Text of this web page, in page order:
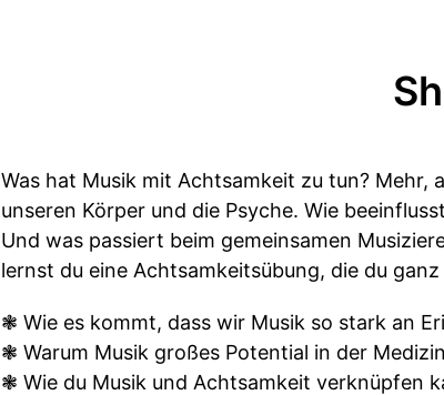
Was hat Musik mit Achtsamkeit zu tun? Mehr,
unseren Körper und die Psyche. Wie
Und was passiert beim gemeinsamen
lernst du eine Achtsamkeitsübung, die du
❃ Wie es kommt, dass wir Musik so stark an
❃ Warum Musik großes Potential in der
❃ Wie du Musik und Achtsamkeit verknüpfen